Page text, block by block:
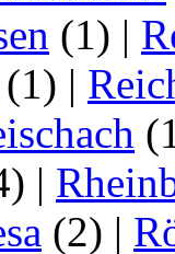
(1) |
(1) |
|
(2) |